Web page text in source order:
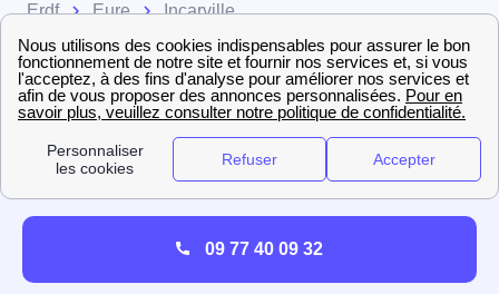
Erdf Eure Incarville
09 77 40 09 32